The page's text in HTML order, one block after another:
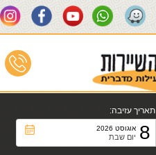
תאריך עזיבה:
8 אוגוסט 2026
יום שבת